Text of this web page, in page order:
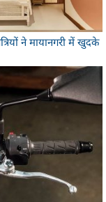
ने मायानगरी में खुदके